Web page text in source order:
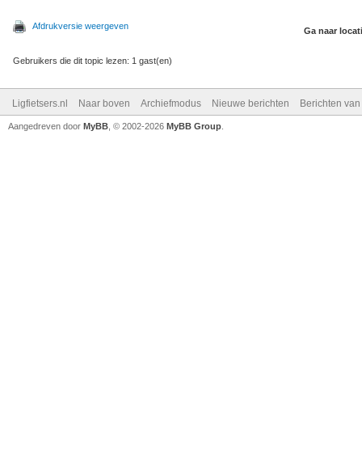
Afdrukversie weergeven Ga naar
Gebruikers die dit topic lezen: 1 gast(en)
Ligfietsers.nl Naar boven Archiefmodus Nieuwe berichten Berichten
Aangedreven door MyBB , © 2002-2026 MyBB Group